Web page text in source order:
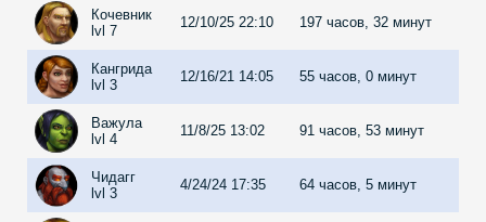
Кочевник
lvl 7
12/10/25 22:10 197 часов, 32 минут
Кангрида
lvl 3
12/16/21 14:05 55 часов, 0 минут
Важула
lvl 4
11/8/25 13:02 91 часов, 53 минут
Чидагг
lvl 3
4/24/24 17:35 64 часов, 5 минут